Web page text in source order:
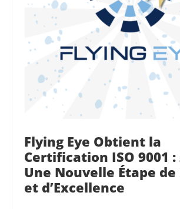
Flying Eye Obtient la
Certification ISO 9001 :
Une Nouvelle Étape
et d’Excellence